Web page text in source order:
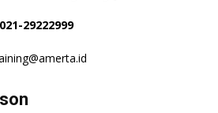
021-29222999